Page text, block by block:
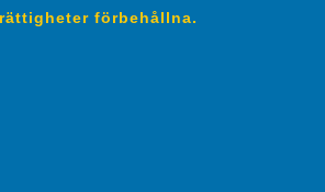
förbehållna.